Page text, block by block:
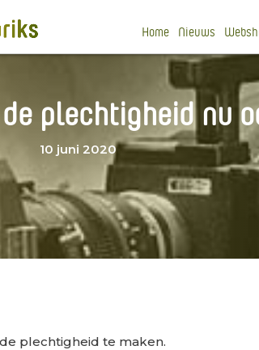
Home Nieuws
plechtigheid nu
10 juni 2020
plechtigheid te maken.